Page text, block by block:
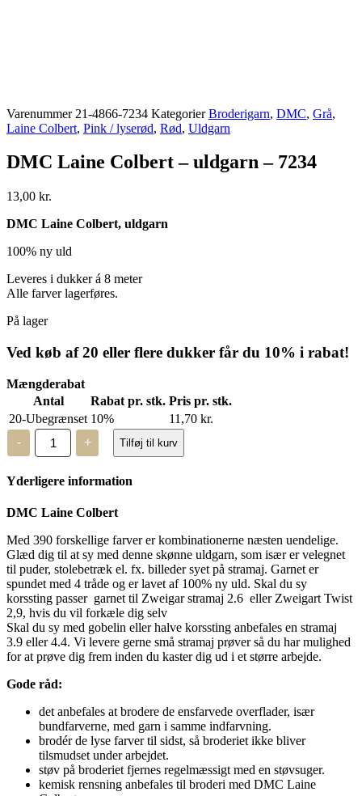
Varenummer 21-4866-7234 Kategorier Broderigarn, DMC, Grå,
Laine Colbert, Pink / lyserød, Rød, Uldgarn
DMC Laine Colbert – uldgarn – 7234
13,00 kr.
DMC Laine Colbert, uldgarn
100% ny uld
Leveres i dukker á 8 meter
Alle farver lagerføres.
På lager
Ved køb af 20 eller flere dukker får du 10% i rabat!
Mængderabat
Antal
Rabat pr. stk. Pris pr. stk.
20-Ubegrænset 10% 11,70 kr.
-
DMC
Laine
Colbert
uldgarn
7234
+ Tilføj til kurv
Yderligere information
DMC Laine Colbert
Med 390 forskellige farver er kombinationerne næsten uendelige.
Glæd dig til at sy med denne skønne uldgarn, som især er velegnet
til puder, stolebetræk el. fx. billeder syet på stramaj. Garnet er
spundet med 4 tråde og er lavet af 100% ny uld. Skal du sy
korssting passer garnet til Zweigar stramaj 2.6 eller Zweigart Twist
2,9, hvis du vil forkæle dig selv
Skal du sy med gobelin eller halve korssting anbefales en stramaj
3.9 eller 4.4. Vi levere gerne små stramaj prøver så du har mulighed
for at prøve dig frem inden du kaster dig ud i et større arbejde.
Gode råd:
det anbefales at brodere de ensfarvede overflader, især
bundfarverne, med garn i samme indfarvning.
brodér de lyse farver til sidst, så broderiet ikke bliver
tilsmudset under arbejdet.
støv på broderiet fjernes regelmæssigt med en støvsuger.
kemisk rensning anbefales til broderi med DMC Laine